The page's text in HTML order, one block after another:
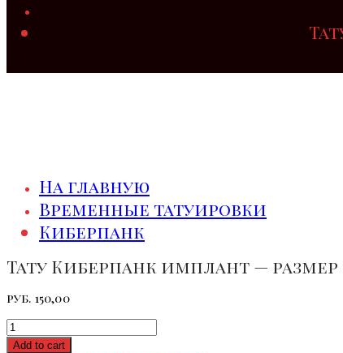
На главную
Временные татуировки
Киберпанк
Тату Киберпанк имплант — размер
руб. 150,00
Количество
Add to cart